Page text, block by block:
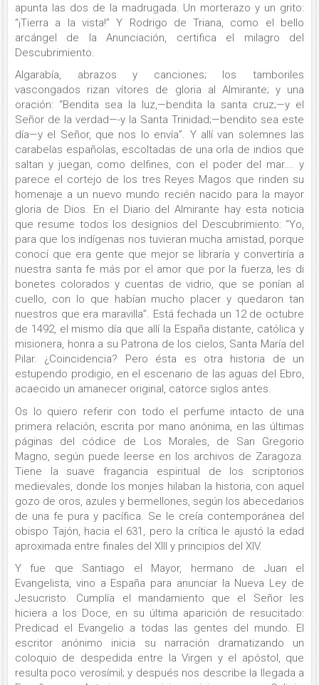
apunta las dos de la madrugada. Un morterazo y un grito:
“¡Tierra a la vista!” Y Rodrigo de Triana, como el bello
arcángel de la Anunciación, certifica el milagro del
Descubrimiento.
Algarabía, abrazos y canciones; los tamboriles
vascongados rizan vítores de gloria al Almirante; y una
oración: “Bendita sea la luz,—bendita la santa cruz;—y el
Señor de la verdad—-y la Santa Trinidad;—bendito sea este
día—y el Señor, que nos lo envía”. Y allí van solemnes las
carabelas españolas, escoltadas de una orla de indios que
saltan y juegan, como delfines, con el poder del mar…. y
parece el cortejo de los tres Reyes Magos que rinden su
homenaje a un nuevo mundo recién nacido para la mayor
gloria de Dios. En el Diario del Almirante hay esta noticia
que resume todos los designios del Descubrimiento: “Yo,
para que los indígenas nos tuvieran mucha amistad, porque
conocí que era gente que mejor se libraría y convertiría a
nuestra santa fe más por el amor que por la fuerza, les di
bonetes colorados y cuentas de vidrio, que se ponían al
cuello, con lo que habían mucho placer y quedaron tan
nuestros que era maravilla”. Está fechada un 12 de octubre
de 1492, el mismo día que allí la España distante, católica y
misionera, honra a su Patrona de los cielos, Santa María del
Pilar. ¿Coincidencia? Pero ésta es otra historia de un
estupendo prodigio, en el escenario de las aguas del Ebro,
acaecido un amanecer original, catorce siglos antes.
Os lo quiero referir con todo el perfume intacto de una
primera relación, escrita por mano anónima, en las últimas
páginas del códice de Los Morales, de San Gregorio
Magno, según puede leerse en los archivos de Zaragoza.
Tiene la suave fragancia espiritual de los scriptorios
medievales, donde los monjes hilaban la historia, con aquel
gozo de oros, azules y bermellones, según los abecedarios
de una fe pura y pacífica. Se le creía contemporánea del
obispo Tajón, hacia el 631, pero la crítica le ajustó la edad
aproximada entre finales del Xlll y principios del XIV.
Y fue que Santiago el Mayor, hermano de Juan el
Evangelista, vino a España para anunciar la Nueva Ley de
Jesucristo. Cumplía el mandamiento que el Señor les
hiciera a los Doce, en su última aparición de resucitado:
Predicad el Evangelio a todas las gentes del mundo. El
escritor anónimo inicia su narración dramatizando un
coloquio de despedida entre la Virgen y el apóstol, que
resulta poco verosímil; y después nos describe la llegada a